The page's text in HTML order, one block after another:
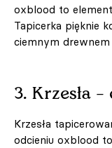
oxblood to
Tapicerka pięknie
ciemnym
3. Krzesła
Krzesła
odcieniu oxblood